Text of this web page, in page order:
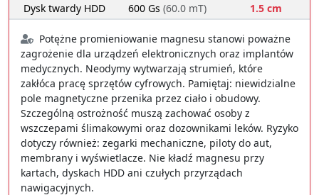
Dysk twardy HDD
600 Gs (60.0 mT) 1.5 cm
Potężne promieniowanie magnesu stanowi poważne
zagrożenie dla urządzeń elektronicznych oraz implantów
medycznych. Neodymy wytwarzają strumień, które
zakłóca pracę sprzętów cyfrowych. Pamiętaj: niewidzialne
pole magnetyczne przenika przez ciało i obudowy.
Szczególną ostrożność muszą zachować osoby z
wszczepami ślimakowymi oraz dozownikami leków. Ryzyko
dotyczy również: zegarki mechaniczne, piloty do aut,
membrany i wyświetlacze. Nie kładź magnesu przy
kartach, dyskach HDD ani czułych przyrządach
nawigacyjnych.